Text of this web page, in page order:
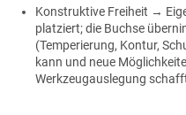
Konstruktive Freiheit →
platziert; die Buchse
(Temperierung, Kontur,
kann und neue
Werkzeugauslegung